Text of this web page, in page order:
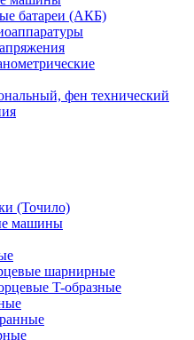
батареи (АКБ)
фен технический
(Точило)
машины
шарнирные
T-образные